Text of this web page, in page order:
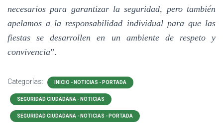
necesarios para garantizar la seguridad, pero también
apelamos a la responsabilidad individual para que las
fiestas se desarrollen en un ambiente de respeto y
convivencia”.
Categorías: INICIO - NOTICIAS - PORTADA
SEGURIDAD CIUDADANA - NOTICIAS
SEGURIDAD CIUDADANA - NOTICIAS - PORTADA